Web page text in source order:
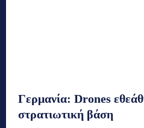
Γερμανία: Drones
στρατιωτική βάση